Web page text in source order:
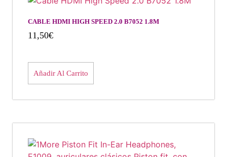
CABLE HDMI HIGH SPEED 2.0 B7052 1.8M
11,50€
Añadir Al Carrito